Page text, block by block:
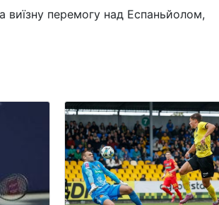
виїзну перемогу над Еспаньйолом,